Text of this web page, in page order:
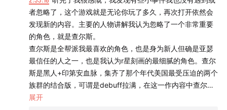
奖。这部游戏也被《卫报》《滚石》等媒体评为“最伟大的
西部题材作品”，被誉为电子游戏史上最杰出的作品之一。
【本期节目您将听到】
00:00:00一部经典游戏的诞生与成就
00:08:41历史背景：工业革命、印第安人、移民与法制
者忽略了，这个游戏就是无论你玩了多久，再次打开依然会
发现新的内容。主要的人物讲解我认为忽略了一个非常重要
的角色，就是查尔斯。
查尔斯是全帮派我最喜欢的角色，也是身为新人但确是亚瑟
最信任的人之一，也是我认为r星刻画的最细腻的角色。查尔
斯是黑人+印第安血脉，集齐了那个年代美国最受压迫的两个
族群的结合版，可谓是debuff拉满，在这一作内容中查尔斯
是以新人身份加入的（应该是黑水镇战役之后），初次登场
展开